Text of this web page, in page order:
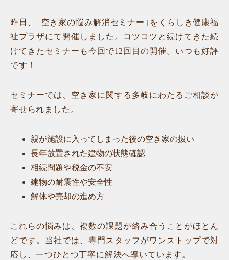
昨日、「空き家の悩み解消セミナー」をくらしき健康福
祉プラザにて開催しました。コツコツと続けてきた続
けてきたセミナーも今回で12回目の開催。いつも好評
です！
セミナーでは、空き家に関する多岐にわたるご相談が
寄せられました。
親が施設に入ってしまった後の空き家の扱い
長年放置された建物の状態確認
相続問題や税金の不安
建物の耐震性や安全性
解体や売却の進め方
これらの悩みは、複数の課題が絡み合うことがほとん
どです。当社では、専門スタッフがワンストップで対
応し、一つひとつ丁寧に解決へ導いています。